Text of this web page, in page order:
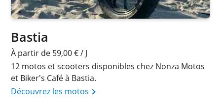
Bastia
À partir de 59,00 € / J
12 motos et scooters disponibles chez Nonza Motos
et Biker's Café à Bastia.
Découvrez les motos